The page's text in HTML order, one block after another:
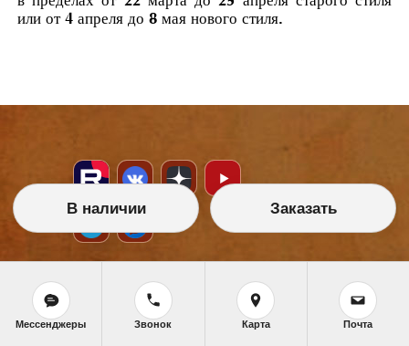
или от 4 апреля до 8 мая нового стиля.
НАШИ УСЛУГИ
Икона на заказ
В наличии Заказать
Мессенджеры Звонок Карта Почта